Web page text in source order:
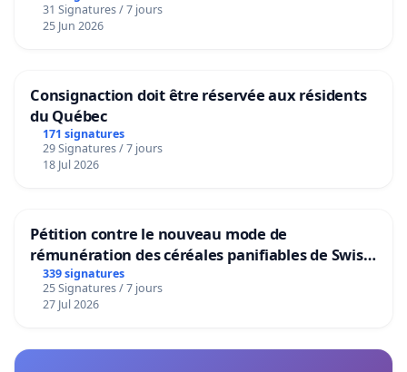
31 Signatures / 7 jours
25 Jun 2026
Consignaction doit être réservée aux résidents
du Québec
171 signatures
29 Signatures / 7 jours
18 Jul 2026
Pétition contre le nouveau mode de
rémunération des céréales panifiables de Swiss
granum basé sur la teneur en protéines
339 signatures
25 Signatures / 7 jours
27 Jul 2026